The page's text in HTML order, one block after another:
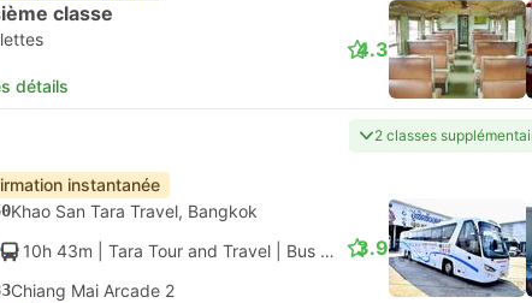
classe
détails
4.3
2 classes
instantanée
Khao San Tara Travel, Bangkok
10h 43m | Tara Tour and Travel Bus Standard Bus
Chiang Mai Arcade 2
3.9